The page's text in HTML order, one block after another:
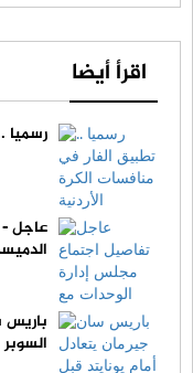
اقرأ أيضا
رسميا
عاجل -
باريس
السوبر